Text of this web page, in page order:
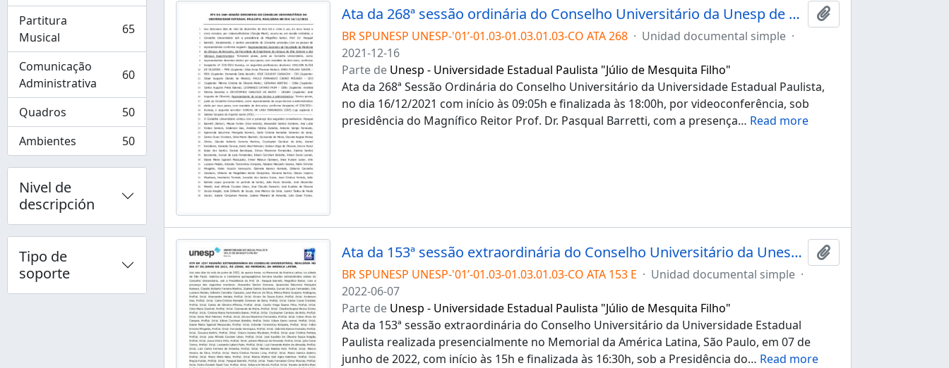
Partitura
Musical
, 65 resultados 65
Comunicação
Administrativa
, 60 resultados 60
Quadros
, 50 resultados
50
Ambientes
, 50 resultados 50
Nivel de
descripción
Tipo de
soporte
Ata da 268ª sessão ordinária do Conselho Universitário da Unesp de 16/12/2021
Añadir al
BR SPUNESP UNESP-'01’-01.03-01.03.01.03-CO ATA 268 · Unidad documental simple ·
2021-12-16
Parte de Unesp - Universidade Estadual Paulista "Júlio de Mesquita Filho"
Ata da 268ª Sessão Ordinária do Conselho Universitário da Universidade Estadual Paulista,
no dia 16/12/2021 com início às 09:05h e finalizada às 18:00h, por videoconferência, sob
presidência do Magnífico Reitor Prof. Dr. Pasqual Barretti, com a presença… Read more
Ata da 153ª sessão extraordinária do Conselho Universitário da Unesp de 07/06/2022
Añadir al
BR SPUNESP UNESP-'01’-01.03-01.03.01.03-CO ATA 153 E · Unidad documental simple ·
2022-06-07
Parte de Unesp - Universidade Estadual Paulista "Júlio de Mesquita Filho"
Ata da 153ª sessão extraordinária do Conselho Universitário da Universidade Estadual
Paulista realizada presencialmente no Memorial da América Latina, São Paulo, em 07 de
junho de 2022, com início às 15h e finalizada às 16:30h, sob a Presidência do… Read more